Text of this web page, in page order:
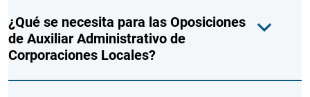
¿Qué se necesita para las Oposiciones
de Auxiliar Administrativo de
Corporaciones Locales?